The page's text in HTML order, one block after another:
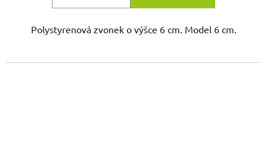
Polystyrenová zvonek o výšce 6 cm. Model 6 cm.